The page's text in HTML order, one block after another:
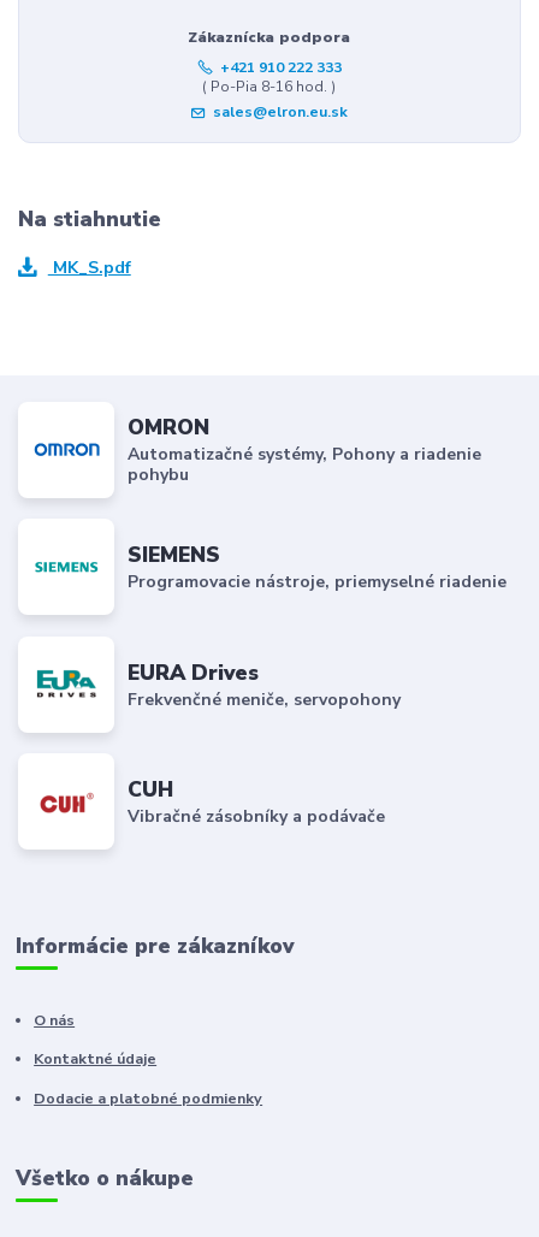
Zákaznícka podpora
+421 910 222 333
( Po-Pia 8-16 hod. )
sales@elron.eu.sk
Na stiahnutie
MK_S.pdf
OMRON
Automatizačné systémy, Pohony a riadenie
pohybu
SIEMENS
Programovacie nástroje, priemyselné riadenie
EURA Drives
Frekvenčné meniče, servopohony
CUH
Vibračné zásobníky a podávače
Informácie pre zákazníkov
O nás
Kontaktné údaje
Dodacie a platobné podmienky
Všetko o nákupe